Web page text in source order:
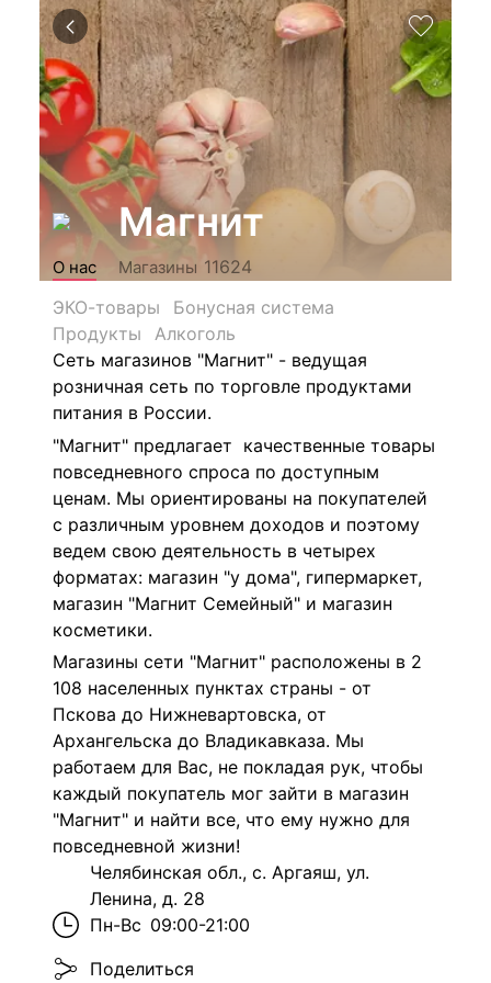
Магнит
О нас Магазины 11624
ЭКО-товары
Бонусная система
Продукты
Алкоголь
Сеть магазинов "Магнит" - ведущая
розничная сеть по торговле продуктами
питания в России.
"Магнит" предлагает качественные товары
повседневного спроса по доступным
ценам. Мы ориентированы на покупателей
с различным уровнем доходов и поэтому
ведем свою деятельность в четырех
форматах: магазин "у дома", гипермаркет,
магазин "Магнит Семейный" и магазин
косметики.
Магазины сети "Магнит" расположены в 2
108 населенных пунктах страны - от
Пскова до Нижневартовска, от
Архангельска до Владикавказа. Мы
работаем для Вас, не покладая рук, чтобы
каждый покупатель мог зайти в магазин
"Магнит" и найти все, что ему нужно для
повседневной жизни!
Челябинская обл., с. Аргаяш, ул.
Ленина, д. 28
Пн-Вс 09:00-21:00
Поделиться